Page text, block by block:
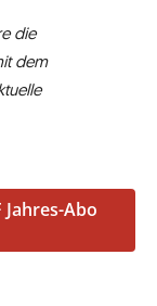
die
dem
Abo